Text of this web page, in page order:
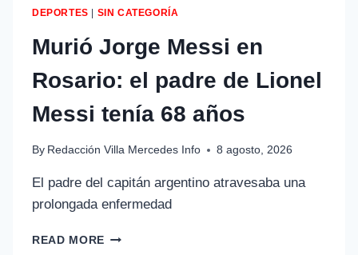
DEPORTES | SIN CATEGORÍA
Murió Jorge Messi en
Rosario: el padre de Lionel
Messi tenía 68 años
By Redacción Villa Mercedes Info 8 agosto, 2026
El padre del capitán argentino atravesaba una
prolongada enfermedad
READ MORE